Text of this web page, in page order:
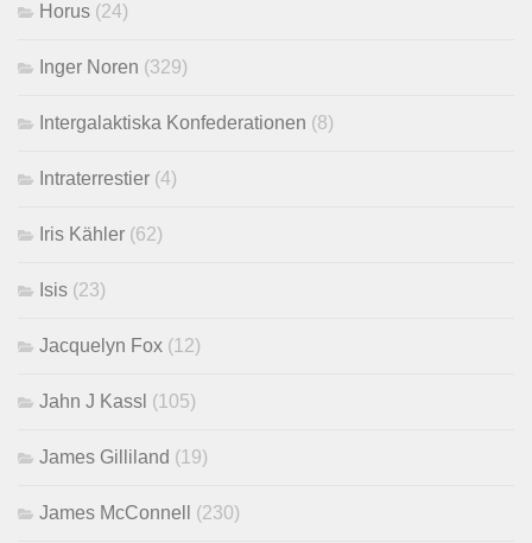
Horus (24)
Inger Noren (329)
Intergalaktiska Konfederationen (8)
Intraterrestier (4)
Iris Kähler (62)
Isis (23)
Jacquelyn Fox (12)
Jahn J Kassl (105)
James Gilliland (19)
James McConnell (230)